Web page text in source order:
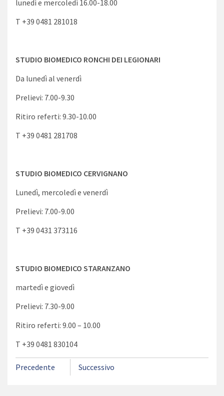
lunedì e mercoledì 16.00-18.00
T +39 0481 281018
STUDIO BIOMEDICO RONCHI DEI LEGIONARI
Da lunedì al venerdì
Prelievi: 7.00-9.30
Ritiro referti: 9.30-10.00
T +39 0481 281708
STUDIO BIOMEDICO CERVIGNANO
Lunedì, mercoledì e venerdì
Prelievi: 7.00-9.00
T +39 0431 373116
STUDIO BIOMEDICO STARANZANO
martedì e giovedì
Prelievi: 7.30-9.00
Ritiro referti: 9.00 – 10.00
T +39 0481 830104
Precedente Successivo